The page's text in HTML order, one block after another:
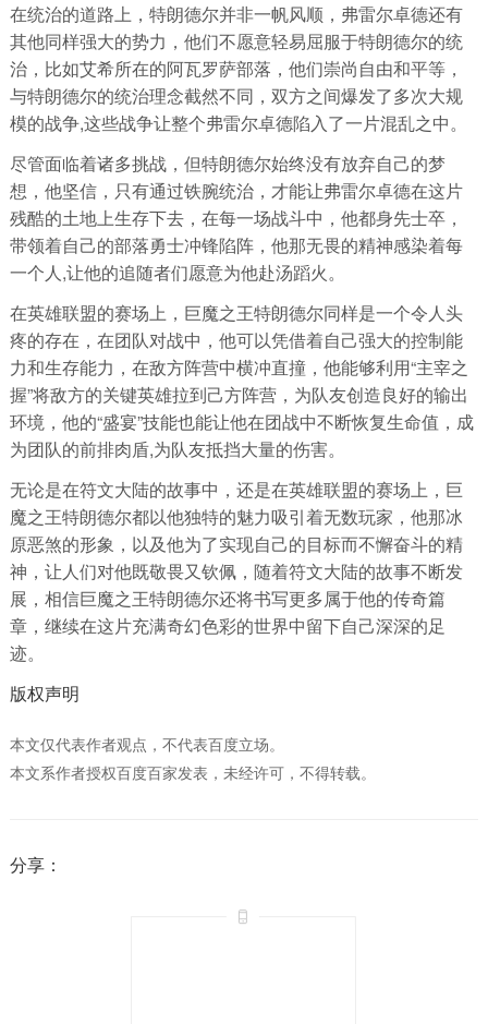
在统治的道路上，特朗德尔并非一帆风顺，弗雷尔卓德还有
其他同样强大的势力，他们不愿意轻易屈服于特朗德尔的统
治，比如艾希所在的阿瓦罗萨部落，他们崇尚自由和平等，
与特朗德尔的统治理念截然不同，双方之间爆发了多次大规
模的战争,这些战争让整个弗雷尔卓德陷入了一片混乱之中。
尽管面临着诸多挑战，但特朗德尔始终没有放弃自己的梦
想，他坚信，只有通过铁腕统治，才能让弗雷尔卓德在这片
残酷的土地上生存下去，在每一场战斗中，他都身先士卒，
带领着自己的部落勇士冲锋陷阵，他那无畏的精神感染着每
一个人,让他的追随者们愿意为他赴汤蹈火。
在英雄联盟的赛场上，巨魔之王特朗德尔同样是一个令人头
疼的存在，在团队对战中，他可以凭借着自己强大的控制能
力和生存能力，在敌方阵营中横冲直撞，他能够利用“主宰之
握”将敌方的关键英雄拉到己方阵营，为队友创造良好的输出
环境，他的“盛宴”技能也能让他在团战中不断恢复生命值，成
为团队的前排肉盾,为队友抵挡大量的伤害。
无论是在符文大陆的故事中，还是在英雄联盟的赛场上，巨
魔之王特朗德尔都以他独特的魅力吸引着无数玩家，他那冰
原恶煞的形象，以及他为了实现自己的目标而不懈奋斗的精
神，让人们对他既敬畏又钦佩，随着符文大陆的故事不断发
展，相信巨魔之王特朗德尔还将书写更多属于他的传奇篇
章，继续在这片充满奇幻色彩的世界中留下自己深深的足
迹。
版权声明
本文仅代表作者观点，不代表百度立场。
本文系作者授权百度百家发表，未经许可，不得转载。
分享：